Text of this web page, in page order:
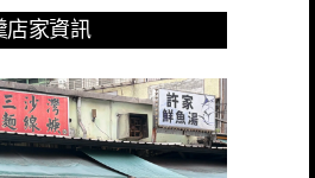
店家資訊